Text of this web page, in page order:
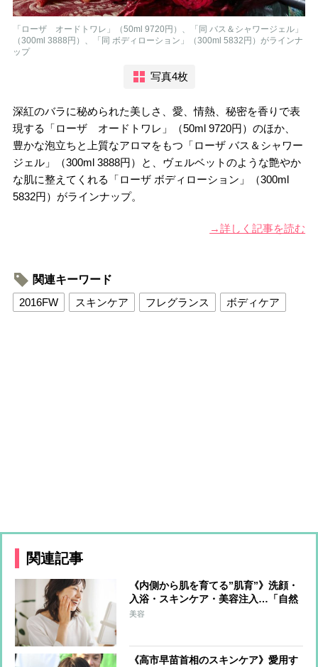
「ローザ オードトワレ」（50ml 9720円）、「同 バス＆シャワージェル」
（300ml 3888円）、「同 ボディローション」（300ml 5832円）がラインナ
ップ
写真4枚
深紅のバラに秘められた美しさ、愛、情熱、秘密を香りで表
現する「ローザ オードトワレ」（50ml 9720円）のほか、
豊かな泡立ちと上質なアロマをもつ「ローザ バス＆シャワー
ジェル」（300ml 3888円）と、ヴェルベットのような艶やか
な肌に整えてくれる「ローザ ボディローション」（300ml
5832円）がラインナップ。
→詳しく記事を読む
関連キーワード
2016FW
スキンケア フレグランス ボディケア
関連記事
《内側から肌を育てる”肌育”》洗顔・
入浴・スキンケア・美容注入…「自然
な美しさ」をコツコツ育む方法を美の
美容
《高市早苗首相のスキンケア》愛用す